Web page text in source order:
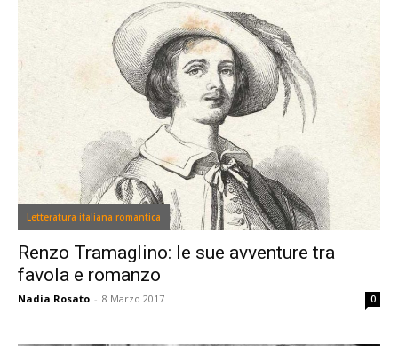
Letteratura italiana romantica
Renzo Tramaglino: le sue avventure tra
favola e romanzo
Nadia Rosato - 8 Marzo 2017 0